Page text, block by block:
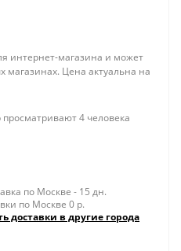
интернет-магазина и может
магазинах. Цена актуальна на
4 человека
по Москве - 15 дн.
по Москве 0 р.
доставки в другие города